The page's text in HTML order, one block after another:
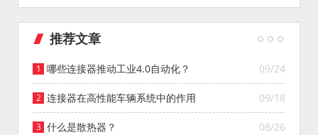
推荐文章
09/24
哪些连接器推动工业4.0自动化？
09/18
连接器在高性能车辆系统中的作用
08/26
什么是散热器？